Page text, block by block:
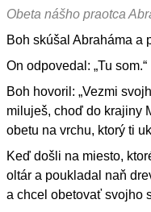
Obeta nášho praotca
Boh skúšal Abraháma a
On odpovedal: „Tu som.“
Boh hovoril: „Vezmi
miluješ, choď do krajiny
obetu na vrchu, ktorý ti
Keď došli na miesto,
oltár a poukladal naň
a chcel obetovať svojho